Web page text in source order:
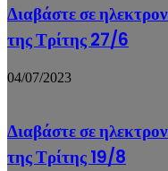
Διαβάστε σε
της Τρίτης 27/6
04/07/2023
Διαβάστε σε
της Τρίτης 19/8